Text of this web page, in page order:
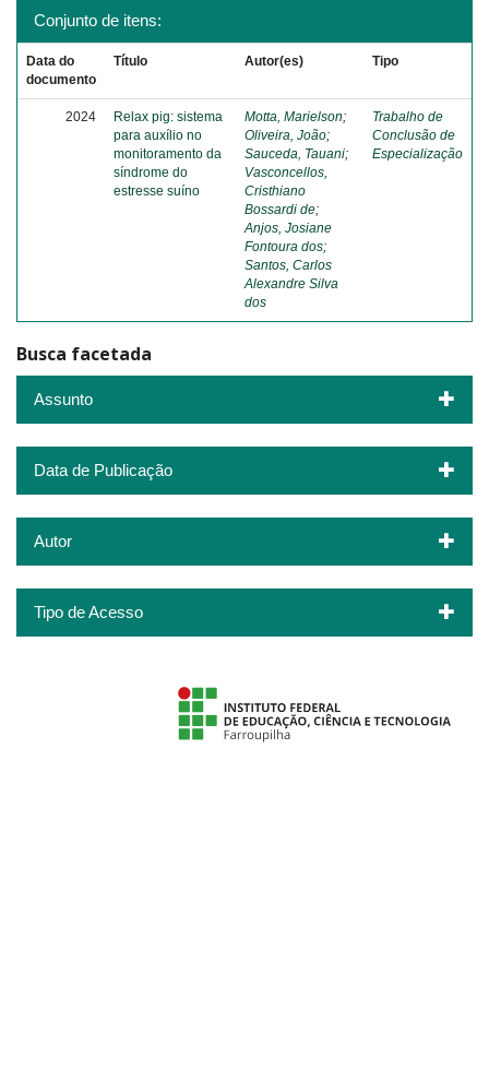
Conjunto de itens:
Data do
documento
Título Autor(es) Tipo
2024
Relax pig: sistema
para auxílio no
monitoramento da
síndrome do
estresse suíno
Motta, Marielson;
Oliveira, João;
Sauceda, Tauani;
Vasconcellos,
Cristhiano
Bossardi de;
Anjos, Josiane
Fontoura dos;
Santos, Carlos
Alexandre Silva
dos
Trabalho de
Conclusão de
Especialização
Busca facetada
Assunto
Data de Publicação
Autor
Tipo de Acesso